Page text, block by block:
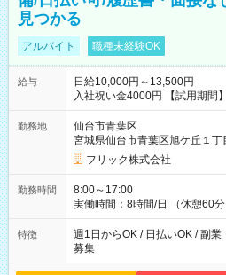
見つかる
アルバイト 職種未経験OK
給与
日給10,000円～13,500円
入社祝い金4000円
勤務地
仙台市青葉区
宮城県仙台市青葉区旭ケ丘１丁
フリック株式会社
勤務時間
8:00～17:00
実働時間：8時間/日 （休憩60分）
募集は行っておりません。予
特徴
週1日からOK / 日払いOK / 副
募集